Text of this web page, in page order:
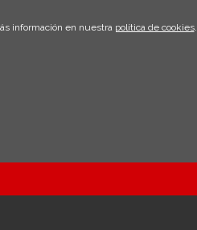
información en nuestra política de cookies.